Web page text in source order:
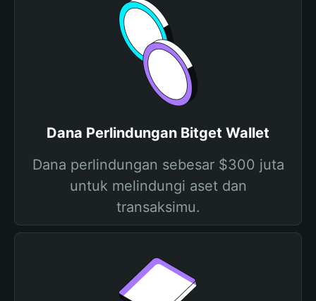
Dana Perlindungan Bitget Wallet
Dana perlindungan sebesar $300 juta
untuk melindungi aset dan
transaksimu.